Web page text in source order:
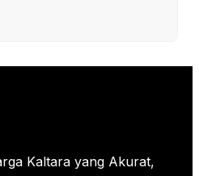
Kaltara yang Akurat,